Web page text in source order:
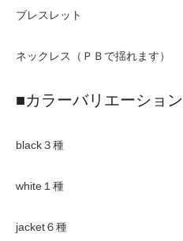
ブレスレット
ネックレス（ＰＢで揺れます）
■カラーバリエーション
black３種
white１種
jacket６種